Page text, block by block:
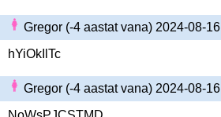
Gregor (-4 aastat vana) 2024-08-16
hYiOkIlTc
Gregor (-4 aastat vana) 2024-08-16